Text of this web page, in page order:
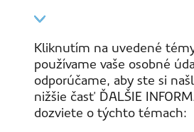
Kliknutím na uvedené
používame vaše osobné
odporúčame, aby ste si
nižšie časť ĎALŠIE
dozviete o týchto témach: